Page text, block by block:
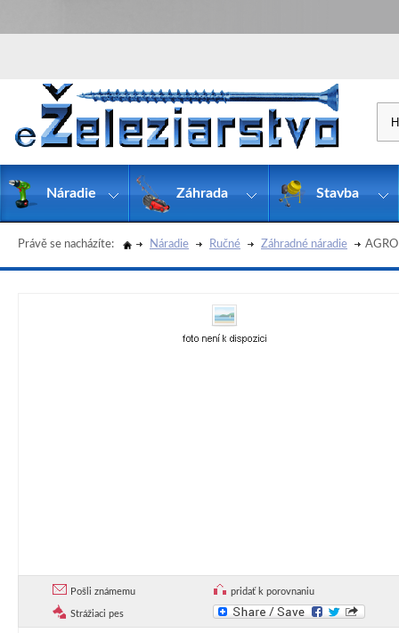
Právě se nacházíte: Náradie Ručné Záhradné náradie
Pošli známemu pridať k porovnaniu
Strážiaci pes
Náradie Záhrada Stavba